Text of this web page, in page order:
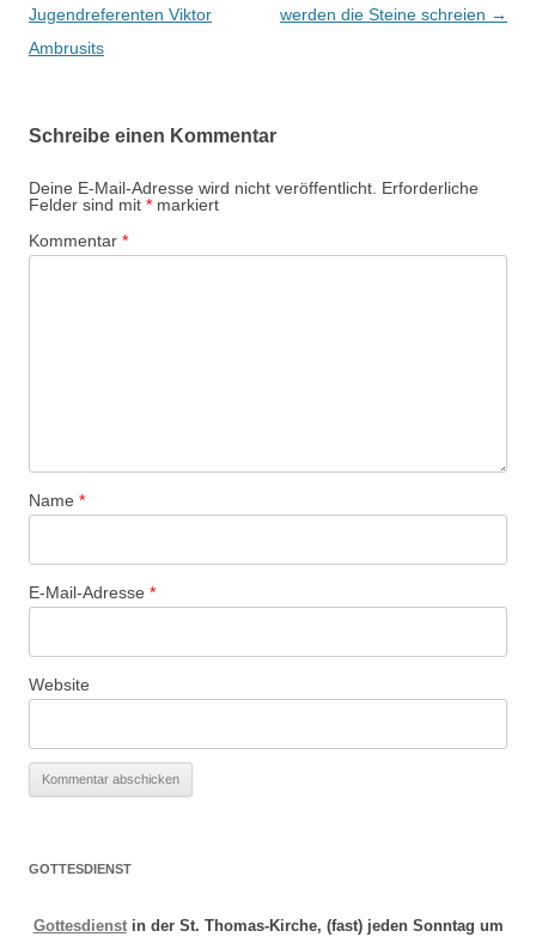
Jugendreferenten Viktor
Ambrusits
werden die Steine schreien →
Schreibe einen Kommentar
Deine E-Mail-Adresse wird nicht veröffentlicht. Erforderliche
Felder sind mit * markiert
Kommentar *
Name *
E-Mail-Adresse *
Website
GOTTESDIENST
Gottesdienstin der St. Thomas-Kirche, (fast) jeden Sonntag um